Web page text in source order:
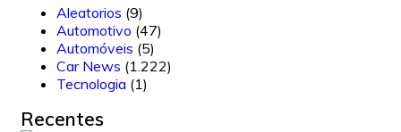
Aleatorios (9)
Automotivo (47)
Automóveis (5)
Car News (1.222)
Tecnologia (1)
Recentes